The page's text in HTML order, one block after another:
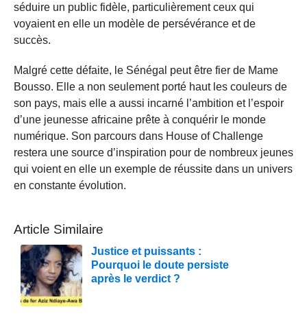
séduire un public fidèle, particulièrement ceux qui
voyaient en elle un modèle de persévérance et de
succès.
Malgré cette défaite, le Sénégal peut être fier de Mame
Bousso. Elle a non seulement porté haut les couleurs de
son pays, mais elle a aussi incarné l’ambition et l’espoir
d’une jeunesse africaine prête à conquérir le monde
numérique. Son parcours dans House of Challenge
restera une source d’inspiration pour de nombreux jeunes
qui voient en elle un exemple de réussite dans un univers
en constante évolution.
Article Similaire
Justice et puissants :
Pourquoi le doute persiste
après le verdict ?